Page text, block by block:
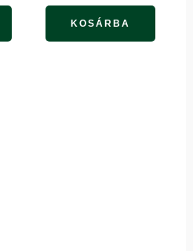
termékoldalonKOSÁRBA